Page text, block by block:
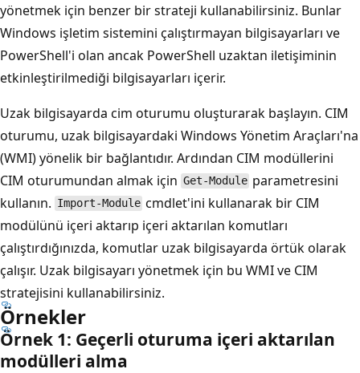
yönetmek için benzer bir strateji kullanabilirsiniz. Bunlar
Windows işletim sistemini çalıştırmayan bilgisayarları ve
PowerShell'i olan ancak PowerShell uzaktan iletişiminin
etkinleştirilmediği bilgisayarları içerir.
Uzak bilgisayarda cim oturumu oluşturarak başlayın. CIM
oturumu, uzak bilgisayardaki Windows Yönetim Araçları'na
(WMI) yönelik bir bağlantıdır. Ardından CIM modüllerini
CIM oturumundan almak için Get-Module parametresini
kullanın. Import-Module cmdlet'ini kullanarak bir CIM
modülünü içeri aktarıp içeri aktarılan komutları
çalıştırdığınızda, komutlar uzak bilgisayarda örtük olarak
çalışır. Uzak bilgisayarı yönetmek için bu WMI ve CIM
stratejisini kullanabilirsiniz.
Örnekler
Örnek 1: Geçerli oturuma içeri aktarılan
modülleri alma